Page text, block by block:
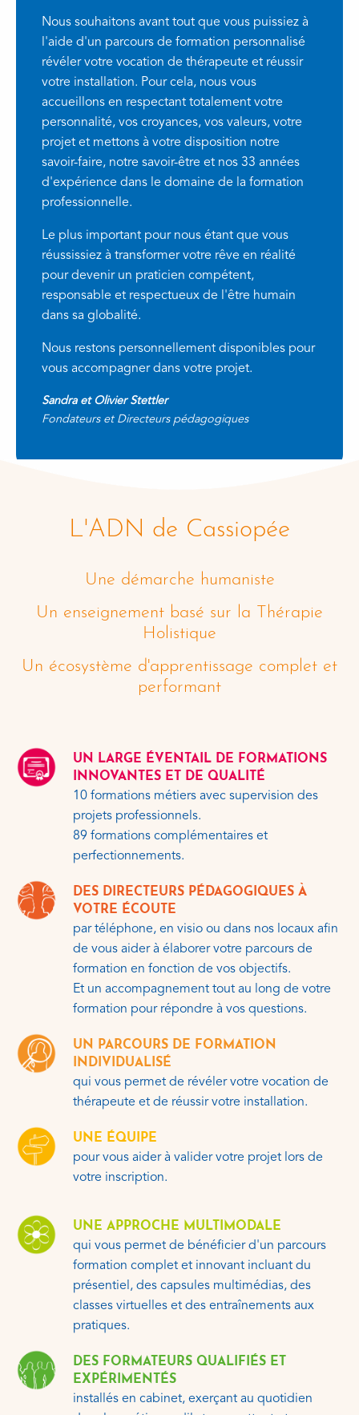
Nous souhaitons avant tout que vous puissiez à
l'aide d'un parcours de formation personnalisé
révéler votre vocation de thérapeute et réussir
votre installation. Pour cela, nous vous
accueillons en respectant totalement votre
personnalité, vos croyances, vos valeurs, votre
projet et mettons à votre disposition notre
savoir-faire, notre savoir-être et nos 33 années
d'expérience dans le domaine de la formation
professionnelle.
Le plus important pour nous étant que vous
réussissiez à transformer votre rêve en réalité
pour devenir un praticien compétent,
responsable et respectueux de l'être humain
dans sa globalité.
Nous restons personnellement disponibles pour
vous accompagner dans votre projet.
Sandra et Olivier Stettler
Fondateurs et Directeurs pédagogiques
L'ADN de Cassiopée
Une démarche humaniste
Un enseignement basé sur la Thérapie
Holistique
Un écosystème d'apprentissage complet et
performant
UN LARGE ÉVENTAIL DE FORMATIONS
INNOVANTES ET DE QUALITÉ
10 formations métiers avec supervision des
projets professionnels.
89 formations complémentaires et
perfectionnements.
DES DIRECTEURS PÉDAGOGIQUES À
VOTRE ÉCOUTE
par téléphone, en visio ou dans nos locaux afin
de vous aider à élaborer votre parcours de
formation en fonction de vos objectifs.
Et un accompagnement tout au long de votre
formation pour répondre à vos questions.
UN PARCOURS DE FORMATION
INDIVIDUALISÉ
qui vous permet de révéler votre vocation de
thérapeute et de réussir votre installation.
UNE ÉQUIPE
pour vous aider à valider votre projet lors de
votre inscription.
UNE APPROCHE MULTIMODALE
qui vous permet de bénéficier d'un parcours
formation complet et innovant incluant du
présentiel, des capsules multimédias, des
classes virtuelles et des entraînements aux
pratiques.
DES FORMATEURS QUALIFIÉS ET
EXPÉRIMENTÉS
installés en cabinet, exerçant au quotidien